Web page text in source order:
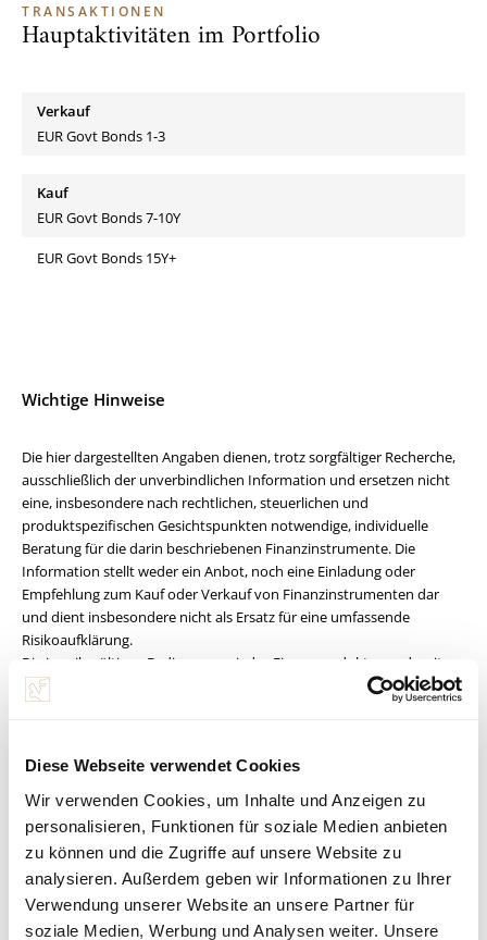
Diese Webseite verwendet Cookies
Wir verwenden Cookies, um Inhalte und Anzeigen zu
personalisieren, Funktionen für soziale Medien anbieten
zu können und die Zugriffe auf unsere Website zu
analysieren. Außerdem geben wir Informationen zu Ihrer
Verwendung unserer Website an unsere Partner für
soziale Medien, Werbung und Analysen weiter. Unsere
TRANSAKTIONEN
Hauptaktivitäten im Portfolio
Verkauf
EUR Govt Bonds 1-3
Kauf
EUR Govt Bonds 7-10Y
EUR Govt Bonds 15Y+
Wichtige Hinweise
Die hier dargestellten Angaben dienen, trotz sorgfältiger Recherche,
ausschließlich der unverbindlichen Information und ersetzen nicht
eine, insbesondere nach rechtlichen, steuerlichen und
produktspezifischen Gesichtspunkten notwendige, individuelle
Beratung für die darin beschriebenen Finanzinstrumente. Die
Information stellt weder ein Anbot, noch eine Einladung oder
Empfehlung zum Kauf oder Verkauf von Finanzinstrumenten dar
und dient insbesondere nicht als Ersatz für eine umfassende
Risikoaufklärung.
Die jeweils gültigen Bedingungen jedes Finanzproduktes und weitere
Informationen finden Sie unter www.spaengler.at bzw. beim
jeweiligen Produktanbieter. Für Detailauskünfte zu Risiken und
Informationen wurden sorgfältig erarbeitet und beruhen auf
Quellen, die als zuverlässig erachtet werden.
Alle Informationen, Meinungen und Einschätzungen in diesem
Dokument geben die aktuelle Einschätzung des Verfassers bzw. der
Verfasser zum Zeitpunkt der Veröffentlichung wieder und können
sich jederzeit ohne Vorankündigung ändern. Die dargebrachten
Meinungen spiegeln nicht zwangsläufig die Meinung der Bankhaus